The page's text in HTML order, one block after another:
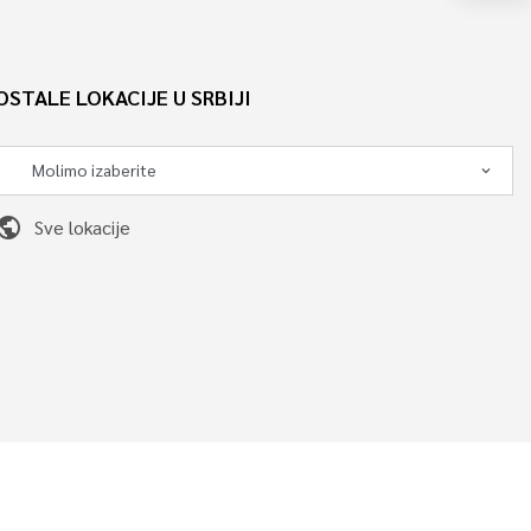
LOKACIJE U SRBIJI
Sve lokacije